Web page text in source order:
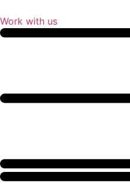
Inhalt
springen
Work with us